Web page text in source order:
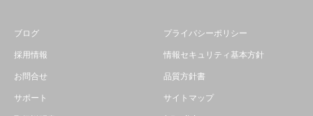
ブログ
採用情報
お問合せ
サポート
プライバシーポリシー
情報セキュリティ基本方針
品質方針書
サイトマップ